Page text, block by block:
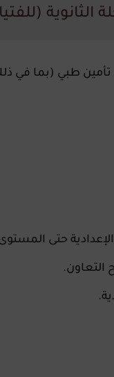
طبي (بما في
حتى
التعاون.